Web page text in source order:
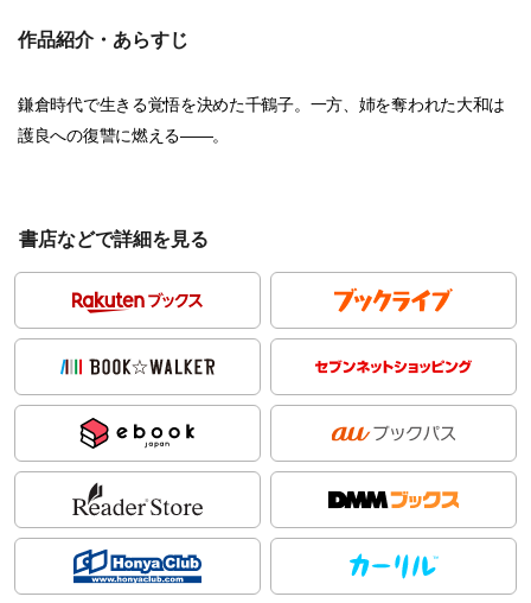
作品紹介・あらすじ
鎌倉時代で生きる覚悟を決めた千鶴子。一方、姉を奪われた大和は
護良への復讐に燃える――。
書店などで詳細を見る